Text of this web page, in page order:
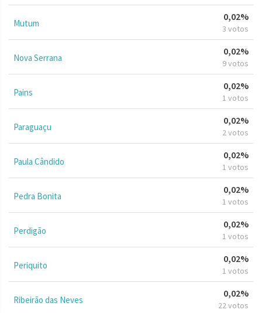
Mutum
0,02%
3 votos
Nova Serrana
0,02%
9 votos
Pains
0,02%
1 votos
Paraguaçu
0,02%
2 votos
Paula Cândido
0,02%
1 votos
Pedra Bonita
0,02%
1 votos
Perdigão
0,02%
1 votos
Periquito
0,02%
1 votos
Ribeirão das Neves
0,02%
22 votos